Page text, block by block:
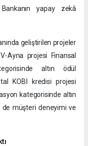
yapay zekâ
geliştirilen projeler
Ayna projesi Finansal
altın ödül
KOBİ kredisi projesi
kategorisinde altın
de müşteri deneyimi ve